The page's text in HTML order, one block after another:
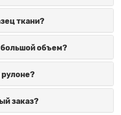
ткани?
большой объем?
заказ?